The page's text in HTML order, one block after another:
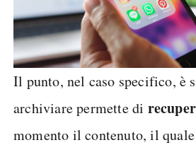
Il punto, nel caso specifico, è
archiviare permette di
momento il contenuto, il